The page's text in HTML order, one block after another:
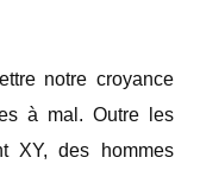
notre croyance
à mal. Outre les
XY, des hommes